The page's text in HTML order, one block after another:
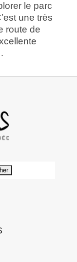
le parc
une très
route de